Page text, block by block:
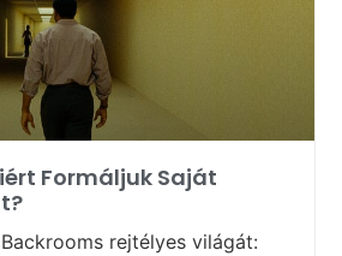
Formáljuk Saját
rejtélyes világát: